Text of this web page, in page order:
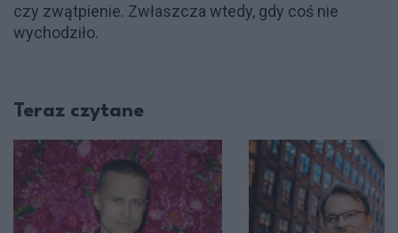
czy zwątpienie. Zwłaszcza wtedy, gdy coś nie
wychodziło.
Teraz czytane